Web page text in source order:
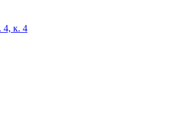
4, к. 4